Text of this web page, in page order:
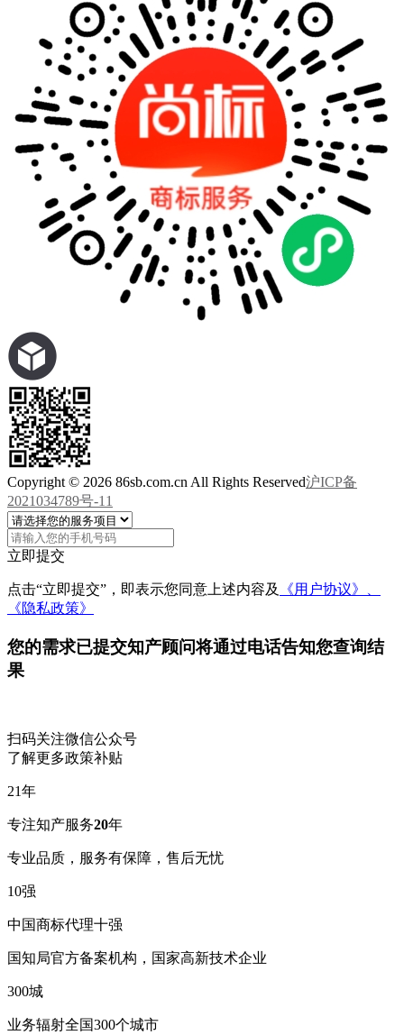
Copyright © 2026 86sb.com.cn All Rights Reserved沪ICP备
2021034789号-11
立即提交
点击“立即提交”，即表示您同意上述内容及
《用户协议》、
《隐私政策》
您的需求已提交知产顾问将通过电话告知您查询结
果
扫码关注微信公众号
了解更多政策补贴
21年
专注知产服务20年
专业品质，服务有保障，售后无忧
10强
中国商标代理十强
国知局官方备案机构，国家高新技术企业
300城
业务辐射全国300个城市